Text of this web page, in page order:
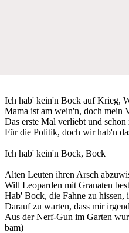
Ich hab' kein'n Bock auf Krieg,
Mama ist am wein'n, doch mein
Das erste Mal verliebt und
Für die Politik, doch wir hab'n
Ich hab' kein'n Bock, Bock
Alten Leuten ihren Arsch
Will Leoparden mit Granaten
Hab' Bock, die Fahne zu hissen,
Darauf zu warten, dass mir
Aus der Nerf-Gun im Garten
bam)